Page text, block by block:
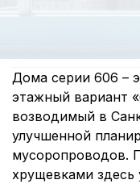
Дома серии 606 –
этажный вариант
возводимый в
улучшенной
мусоропроводов.
хрущевками здесь